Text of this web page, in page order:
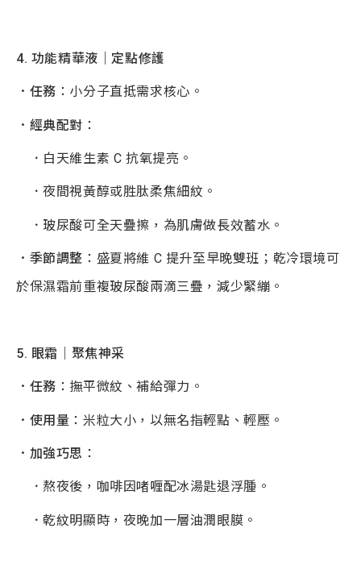
4. 功能精華液｜定點修護
．任務 ：小分子直抵需求核心。
．經典配對 ：
．白天維生素 C 抗氧提亮。
．夜間視黃醇或胜肽柔焦細紋。
．玻尿酸可全天疊擦，為肌膚做長效蓄水。
．季節調整 ：盛夏將維 C 提升至早晚雙班；乾冷環境可
於保濕霜前重複玻尿酸兩滴三疊，減少緊繃。
5. 眼霜｜聚焦神采
．任務 ：撫平微紋、補給彈力。
．使用量 ：米粒大小，以無名指輕點、輕壓。
．加強巧思 ：
．熬夜後，咖啡因啫喱配冰湯匙退浮腫。
．乾紋明顯時，夜晚加一層油潤眼膜。